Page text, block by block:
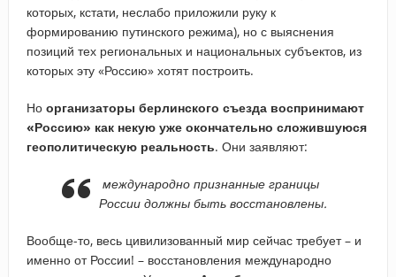
которых, кстати, неслабо приложили руку к
формированию путинского режима), но с выяснения
позиций тех региональных и национальных субъектов, из
которых эту «Россию» хотят построить.
Но организаторы берлинского съезда воспринимают
«Россию» как некую уже окончательно сложившуюся
геополитическую реальность. Они заявляют:
международно признанные границы
России должны быть восстановлены.
Вообще-то, весь цивилизованный мир сейчас требует – и
именно от России! – восстановления международно